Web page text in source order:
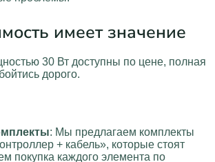
имеет значение
30 Вт доступны по цене, полная
дорого.
: Мы предлагаем комплекты
+ кабель», которые стоят
покупка каждого элемента по